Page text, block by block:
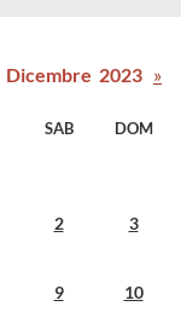
SAB DOM
2 3
9 10
Dicembre 2023 »